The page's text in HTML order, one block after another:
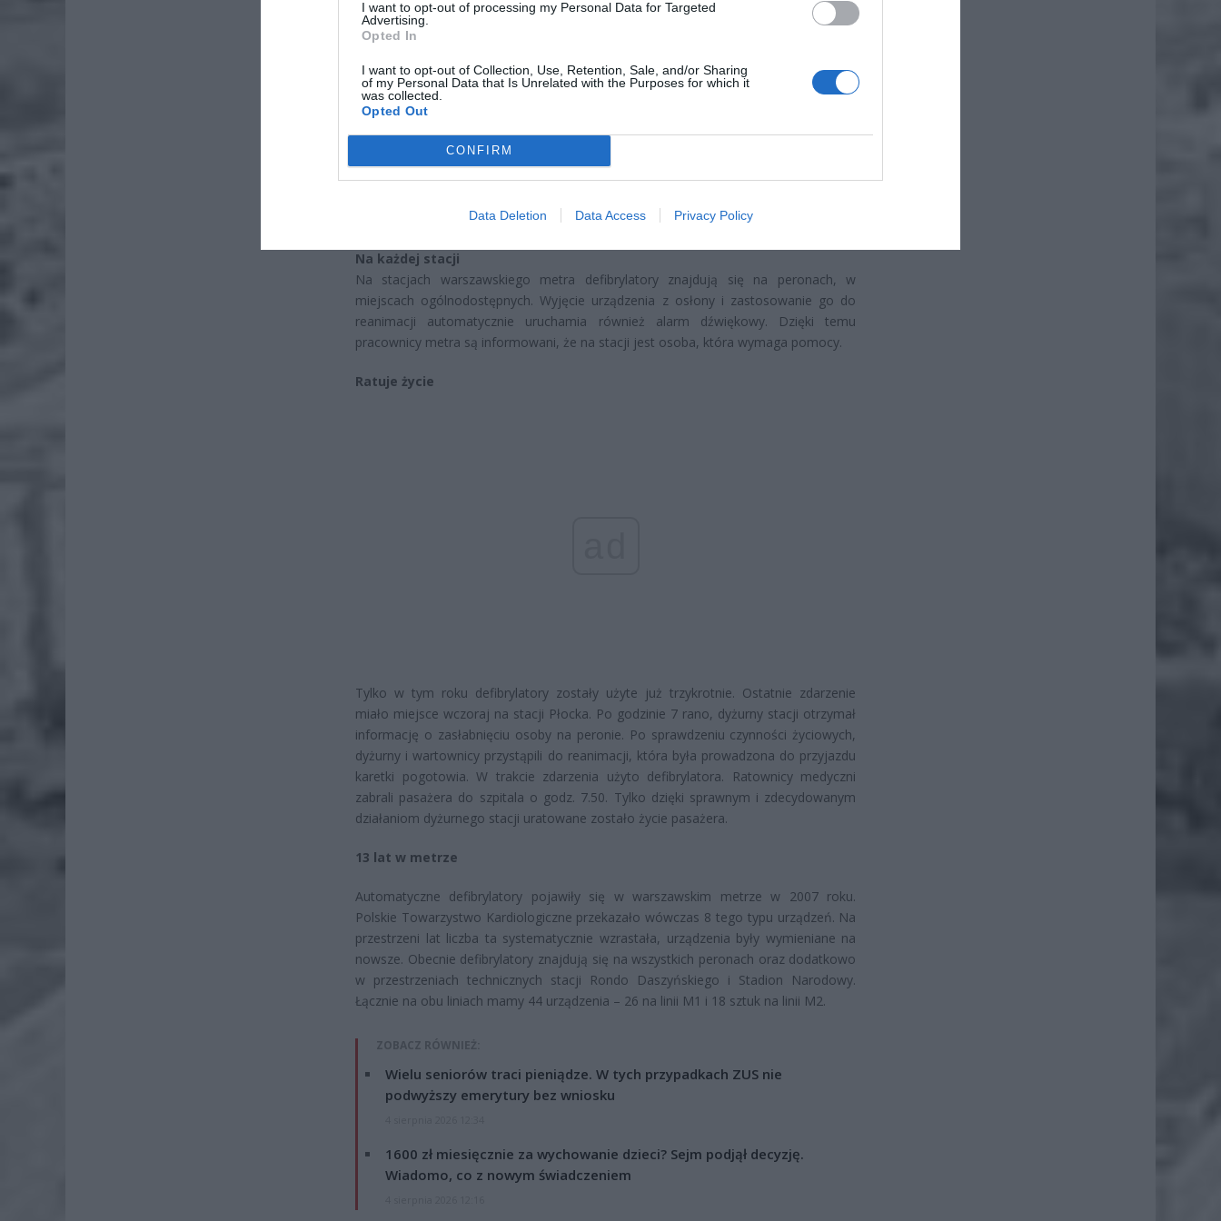
I want to opt-out of processing my Personal Data for Targeted
Advertising.
Opted In
I want to opt-out of Collection, Use, Retention, Sale, and/or Sharing
of my Personal Data that Is Unrelated with the Purposes for which it
was collected.
Opted Out
CONFIRM
Data Deletion Data Access Privacy Policy
Lidl przecenił hit do kuchni. Air fryer tańszy aż o 150 zł, a to dopiero
początek
Pieniądze dla milionów polskich rodzin. ZUS wypłacił już 173 mln zł.
Wnioski wciąż można składać
4 sierpnia 2026 12:56
Na każdej stacji
Na stacjach warszawskiego metra defibrylatory znajdują się na peronach, w
miejscach ogólnodostępnych. Wyjęcie urządzenia z osłony i zastosowanie go do
reanimacji automatycznie uruchamia również alarm dźwiękowy. Dzięki temu
pracownicy metra są informowani, że na stacji jest osoba, która wymaga pomocy.
Ratuje życie
Tylko w tym roku defibrylatory zostały użyte już trzykrotnie. Ostatnie zdarzenie
miało miejsce wczoraj na stacji Płocka. Po godzinie 7 rano, dyżurny stacji otrzymał
informację o zasłabnięciu osoby na peronie. Po sprawdzeniu czynności życiowych,
dyżurny i wartownicy przystąpili do reanimacji, która była prowadzona do przyjazdu
karetki pogotowia. W trakcie zdarzenia użyto defibrylatora. Ratownicy medyczni
zabrali pasażera do szpitala o godz. 7.50. Tylko dzięki sprawnym i zdecydowanym
działaniom dyżurnego stacji uratowane zostało życie pasażera.
13 lat w metrze
Automatyczne defibrylatory pojawiły się w warszawskim metrze w 2007 roku.
Polskie Towarzystwo Kardiologiczne przekazało wówczas 8 tego typu urządzeń. Na
przestrzeni lat liczba ta systematycznie wzrastała, urządzenia były wymieniane na
nowsze. Obecnie defibrylatory znajdują się na wszystkich peronach oraz dodatkowo
w przestrzeniach technicznych stacji Rondo Daszyńskiego i Stadion Narodowy.
Łącznie na obu liniach mamy 44 urządzenia – 26 na linii M1 i 18 sztuk na linii M2.
ZOBACZ RÓWNIEŻ:
Wielu seniorów traci pieniądze. W tych przypadkach ZUS nie
podwyższy emerytury bez wniosku
1600 zł miesięcznie za wychowanie dzieci? Sejm podjął decyzję.
Wiadomo, co z nowym świadczeniem